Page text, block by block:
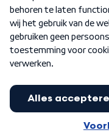
Word Lid